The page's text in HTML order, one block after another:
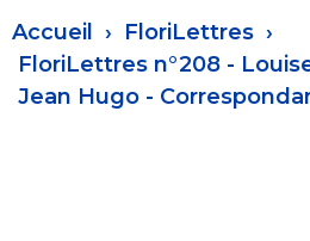
Fil
d'Ariane
Accueil
FloriLettres
FloriLettres n°208 -
Jean Hugo -